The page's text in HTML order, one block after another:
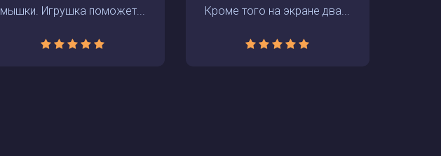
мышки. Игрушка поможет...
Кроме того на экране два...